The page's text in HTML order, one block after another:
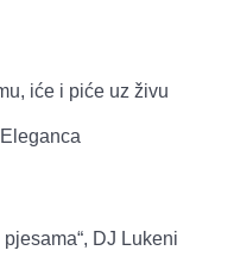
iće i piće uz živu
DJ Lukeni